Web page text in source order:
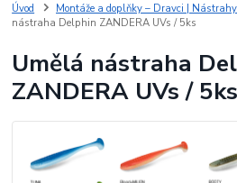
Úvod Montáže a doplňky – Dravci |
nástraha Delphin ZANDERA UVs / 5ks
Umělá nástraha
ZANDERA UVs / 5ks